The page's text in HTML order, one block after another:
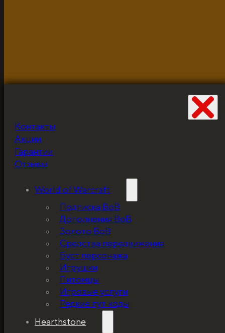
Контакты
Акции
Гарантии
Отзывы
World of Warcraft
Подписка ВоВ
Дополнения ВоВ
Золото ВоВ
Средства передвижения
Буст персонажа
Игрушки
Питомцы
Игровые услуги
Редкие лут коды
Hearthstone